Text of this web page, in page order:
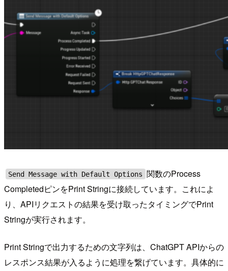
Send Message with Default Options 関数のProcess
CompletedピンをPrint Stringに接続しています。これによ
り、APIリクエストの結果を受け取ったタイミングでPrint
Stringが実行されます。
Print Stringで出力するための文字列は、ChatGPT APIからの
レスポンス結果が入るように処理を繋げています。具体的に